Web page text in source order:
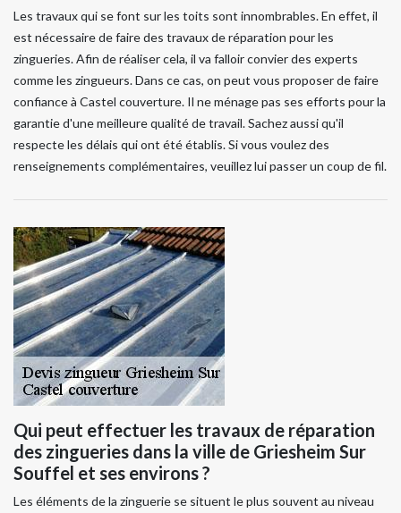
Les travaux qui se font sur les toits sont innombrables. En effet, il
est nécessaire de faire des travaux de réparation pour les
zingueries. Afin de réaliser cela, il va falloir convier des experts
comme les zingueurs. Dans ce cas, on peut vous proposer de faire
confiance à Castel couverture. Il ne ménage pas ses efforts pour la
garantie d'une meilleure qualité de travail. Sachez aussi qu'il
respecte les délais qui ont été établis. Si vous voulez des
renseignements complémentaires, veuillez lui passer un coup de fil.
Qui peut effectuer les travaux de réparation
des zingueries dans la ville de Griesheim Sur
Souffel et ses environs ?
Les éléments de la zinguerie se situent le plus souvent au niveau